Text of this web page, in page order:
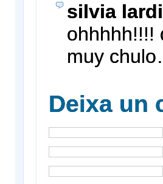
silvia
ohhhhh!!!!
muy
Deixa un